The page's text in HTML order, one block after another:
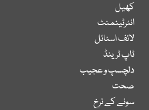
کھیل
انٹرٹینمنٹ
لائف اسٹائل
ٹاپ ٹرینڈ
دلچسپ و عجیب
صحت
سونے کے نرخ